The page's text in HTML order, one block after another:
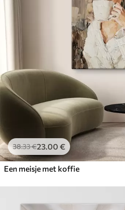
38.33€23.00 €
Een meisje met koffie